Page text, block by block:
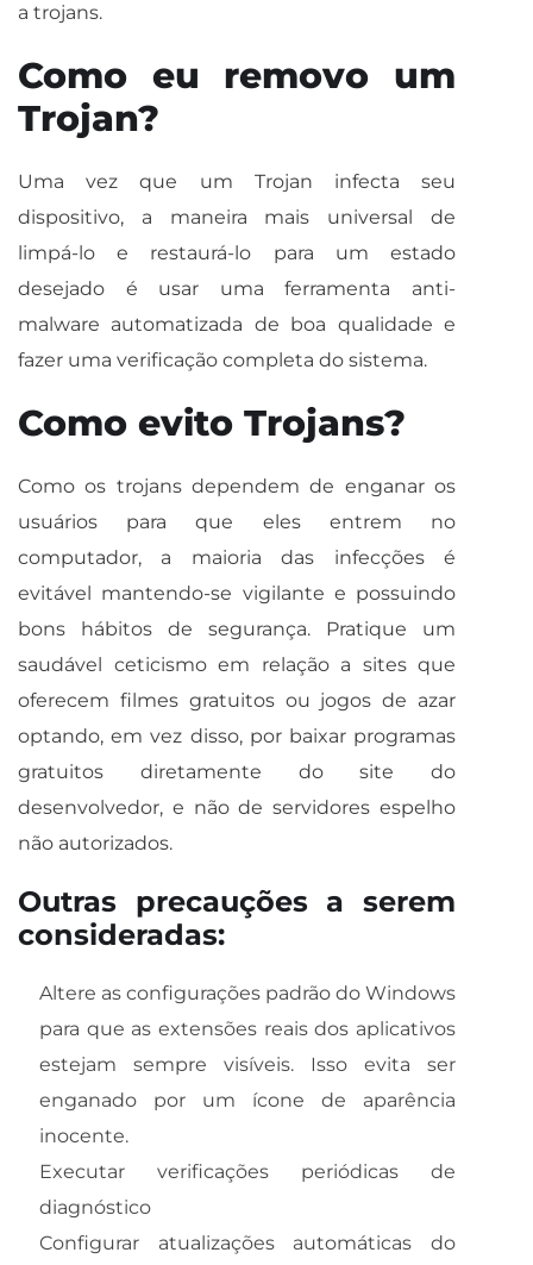
a trojans.
Como eu removo um
Trojan?
Uma vez que um Trojan infecta seu
dispositivo, a maneira mais universal de
limpá-lo e restaurá-lo para um estado
desejado é usar uma ferramenta anti-
malware automatizada de boa qualidade e
fazer uma verificação completa do sistema.
Como evito Trojans?
Como os trojans dependem de enganar os
usuários para que eles entrem no
computador, a maioria das infecções é
evitável mantendo-se vigilante e possuindo
bons hábitos de segurança. Pratique um
saudável ceticismo em relação a sites que
oferecem filmes gratuitos ou jogos de azar
optando, em vez disso, por baixar programas
gratuitos diretamente do site do
desenvolvedor, e não de servidores espelho
não autorizados.
Outras precauções a serem
consideradas:
Altere as configurações padrão do Windows
para que as extensões reais dos aplicativos
estejam sempre visíveis. Isso evita ser
enganado por um ícone de aparência
inocente.
Executar verificações periódicas de
diagnóstico
Configurar atualizações automáticas do